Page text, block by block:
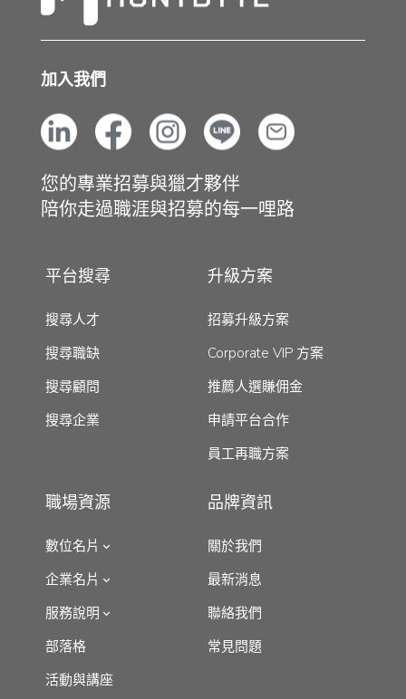
加入我們
您的專業招募與獵才夥伴
陪你走過職涯與招募的每一哩路
平台搜尋
搜尋人才
搜尋職缺
搜尋顧問
搜尋企業
升級方案
招募升級方案
Corporate VIP 方案
推薦人選賺佣金
申請平台合作
員工再職方案
職場資源
數位名片
企業名片
服務說明
部落格
活動與講座
品牌資訊
關於我們
最新消息
聯絡我們
常見問題